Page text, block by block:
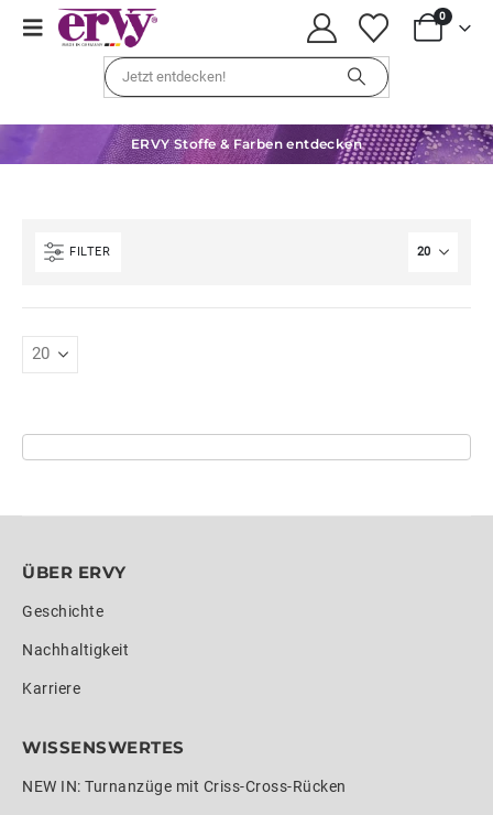
0
ERVY Stoffe & Farben entdecken
FILTER
ÜBER ERVY
Geschichte
Nachhaltigkeit
Karriere
WISSENSWERTES
NEW IN: Turnanzüge mit Criss-Cross-Rücken